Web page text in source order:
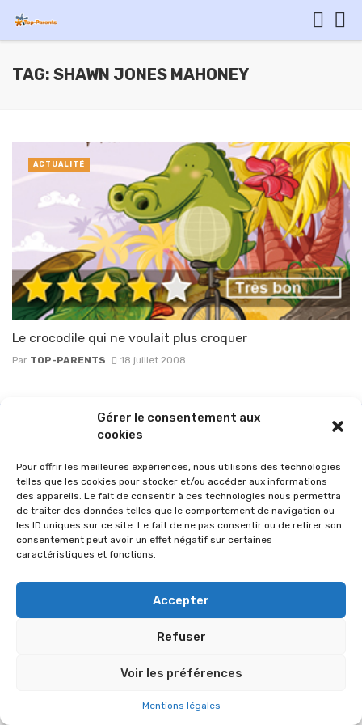
Gérer le consentement aux
cookies
Pour offrir les meilleures expériences, nous utilisons des technologies
telles que les cookies pour stocker et/ou accéder aux informations
des appareils. Le fait de consentir à ces technologies nous permettra
de traiter des données telles que le comportement de navigation ou
les ID uniques sur ce site. Le fait de ne pas consentir ou de retirer son
consentement peut avoir un effet négatif sur certaines
caractéristiques et fonctions.
Accepter
Refuser
Voir les préférences
Mentions légales
TAG: SHAWN JONES MAHONEY
Le crocodile qui ne voulait plus croquer
Par TOP-PARENTS 18 juillet 2008
ACTUALITÉ
© 2026 Im-presse. Tous droits réservés.